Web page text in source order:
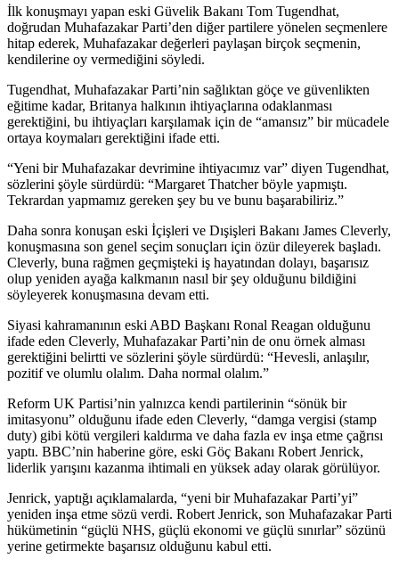
İlk konuşmayı yapan eski Güvelik Bakanı Tom Tugendhat,
doğrudan Muhafazakar Parti’den diğer partilere yönelen seçmenlere
hitap ederek, Muhafazakar değerleri paylaşan birçok seçmenin,
kendilerine oy vermediğini söyledi.
Tugendhat, Muhafazakar Parti’nin sağlıktan göçe ve güvenlikten
eğitime kadar, Britanya halkının ihtiyaçlarına odaklanması
gerektiğini, bu ihtiyaçları karşılamak için de “amansız” bir mücadele
ortaya koymaları gerektiğini ifade etti.
“Yeni bir Muhafazakar devrimine ihtiyacımız var” diyen Tugendhat,
sözlerini şöyle sürdürdü: “Margaret Thatcher böyle yapmıştı.
Tekrardan yapmamız gereken şey bu ve bunu başarabiliriz.”
Daha sonra konuşan eski İçişleri ve Dışişleri Bakanı James Cleverly,
konuşmasına son genel seçim sonuçları için özür dileyerek başladı.
Cleverly, buna rağmen geçmişteki iş hayatından dolayı, başarısız
olup yeniden ayağa kalkmanın nasıl bir şey olduğunu bildiğini
söyleyerek konuşmasına devam etti.
Siyasi kahramanının eski ABD Başkanı Ronal Reagan olduğunu
ifade eden Cleverly, Muhafazakar Parti’nin de onu örnek alması
gerektiğini belirtti ve sözlerini şöyle sürdürdü: “Hevesli, anlaşılır,
pozitif ve olumlu olalım. Daha normal olalım.”
Reform UK Partisi’nin yalnızca kendi partilerinin “sönük bir
imitasyonu” olduğunu ifade eden Cleverly, “damga vergisi (stamp
duty) gibi kötü vergileri kaldırma ve daha fazla ev inşa etme çağrısı
yaptı. BBC’nin haberine göre, eski Göç Bakanı Robert Jenrick,
liderlik yarışını kazanma ihtimali en yüksek aday olarak görülüyor.
Jenrick, yaptığı açıklamalarda, “yeni bir Muhafazakar Parti’yi”
yeniden inşa etme sözü verdi. Robert Jenrick, son Muhafazakar Parti
hükümetinin “güçlü NHS, güçlü ekonomi ve güçlü sınırlar” sözünü
yerine getirmekte başarısız olduğunu kabul etti.